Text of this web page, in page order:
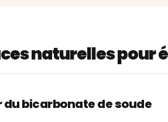
naturelles pour
du bicarbonate de soude